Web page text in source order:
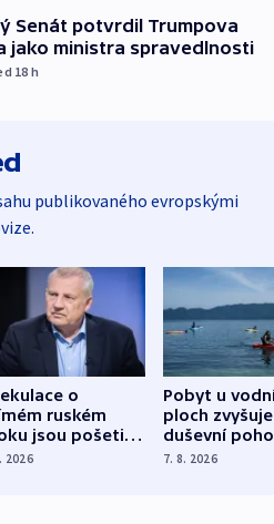
Senát potvrdil Trumpova
jako ministra spravedlnosti
18 h
publikovaného evropskými
o
ruském
jsou pošetilé,
estonský
2026
Pobyt u
ploch zvyšuje
duševní
ukázala
7. 8. 2026